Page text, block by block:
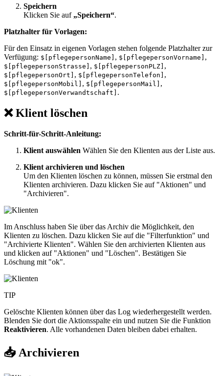
Speichern
Klicken Sie auf „Speichern“.
Platzhalter für Vorlagen:
Für den Einsatz in eigenen Vorlagen stehen folgende Platzhalter zur
Verfügung: $[pflegepersonName] , $[pflegepersonVorname] ,
$[pflegepersonStrasse] , $[pflegepersonPLZ] ,
$[pflegepersonOrt] , $[pflegepersonTelefon] ,
$[pflegepersonMobil] , $[pflegepersonMail] ,
$[pflegepersonVerwandtschaft] .
❌ Klient löschen
Schritt-für-Schritt-Anleitung:
Klient auswählen Wählen Sie den Klienten aus der Liste aus.
Klient archivieren und löschen
Um den Klienten löschen zu können, müssen Sie erstmal den
Klienten archivieren. Dazu klicken Sie auf "Aktionen" und
"Archivieren".
Im Anschluss haben Sie über das Archiv die Möglichkeit, den
Klienten zu löschen. Dazu klicken Sie auf die "Filterfunktion" und
"Archivierte Klienten". Wählen Sie den archivierten Klienten aus
und klicken auf "Aktionen" und "Löschen". Bestätigen Sie
Löschung mit "ok".
TIP
Gelöschte Klienten können über das Log wiederhergestellt werden.
Blenden Sie dort die Aktionsspalte ein und nutzen Sie die Funktion
Reaktivieren. Alle vorhandenen Daten bleiben dabei erhalten.
📥 Archivieren